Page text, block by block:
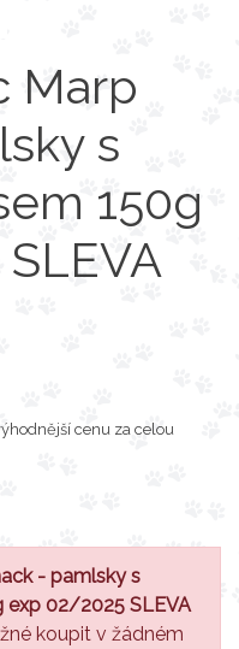
Marp
s
150g
cenu za celou
- pamlsky s
exp 02/2025 SLEVA
koupit v žádném